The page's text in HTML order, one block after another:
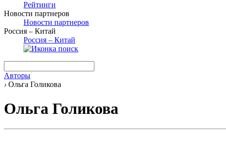
Рейтинги
Новости партнеров
Новости партнеров
Россия – Китай
Россия – Китай
Авторы
› Ольга Голикова
Ольга Голикова